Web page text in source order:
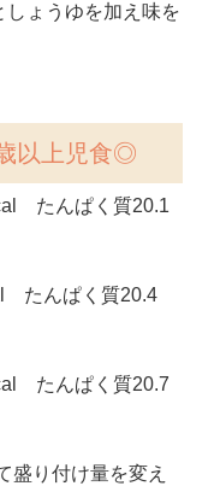
しょうゆを加え味を
以上児食◎
たんぱく質20.1
たんぱく質20.4
たんぱく質20.7
盛り付け量を変え